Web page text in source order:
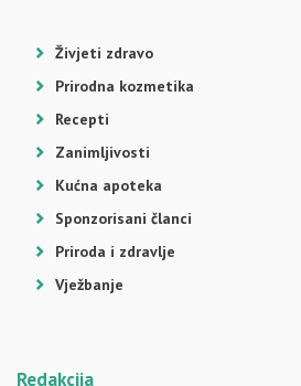
Živjeti zdravo
Prirodna kozmetika
Recepti
Zanimljivosti
Kućna apoteka
Sponzorisani članci
Priroda i zdravlje
Vježbanje
Redakcija